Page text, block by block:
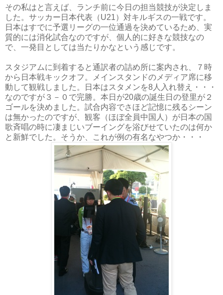
その私はと言えば、ランチ前に今日の担当競技が決定しま
した。サッカー日本代表（U21）対キルギスの一戦です。
日本はすでに予選リーグの一位通過を決めているため、実
質的には消化試合なのですが、個人的に好きな競技なの
で、一発目としては当たりかなという感じです。
スタジアムに到着すると通訳者の詰め所に案内され、７時
から日本戦キックオフ。メインスタンドのメディア席に移
動して観戦しました。日本はスタメンを8人入れ替え・・・
なのですが３－０で完勝。本日が20歳の誕生日の登里が２
ゴールを決めました。試合内容でさほど記憶に残るシーン
は無かったのですが、観客（ほぼ全員中国人）が日本の国
歌斉唱の時に凄まじいブーイングを浴びせていたのは何か
と新鮮でした。そうか、これが例の有名なやつか・・・